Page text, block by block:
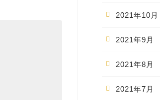
2021年10月
2021年9月
2021年8月
2021年7月